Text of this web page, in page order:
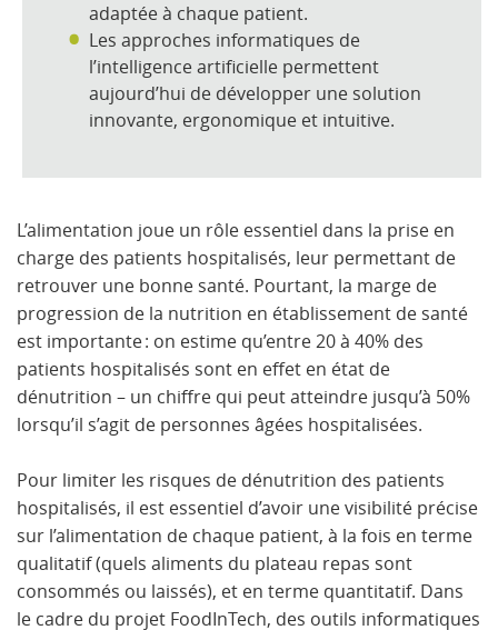
adaptéeà chaque patient.
Les approches informatiques de
l’intelligence artificielle permettent
aujourd’hui de développer une solution
innovante, ergonomique et intuitive.
L’alimentation joue un rôle essentiel dans la prise en
charge des patients hospitalisés, leur permettant de
retrouver une bonne santé. Pourtant, la marge de
progression de la nutrition en établissement de santé
est importante : on estime qu’entre 20 à 40% des
patients hospitalisés sont en effet en état de
dénutrition – un chiffre qui peut atteindre jusqu’à 50%
lorsqu’il s’agit de personnes âgées hospitalisées.
Pour limiter les risques de dénutrition des patients
hospitalisés, il est essentiel d’avoir une visibilité précise
sur l’alimentation de chaque patient, à la fois en terme
qualitatif (quels aliments du plateau repas sont
consommés ou laissés), et en terme quantitatif. Dans
le cadre du projet FoodInTech, des outils informatiques